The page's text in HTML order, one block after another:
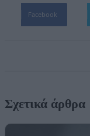
Facebook
Σχετικά άρθρα